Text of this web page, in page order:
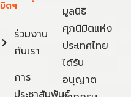
มิตฯ
ร่วมงาน
กับเรา
การ
มูลนิธิ
ศุภนิมิตแห่ง
ประเทศไทย
ได้รับ
อนุญาต